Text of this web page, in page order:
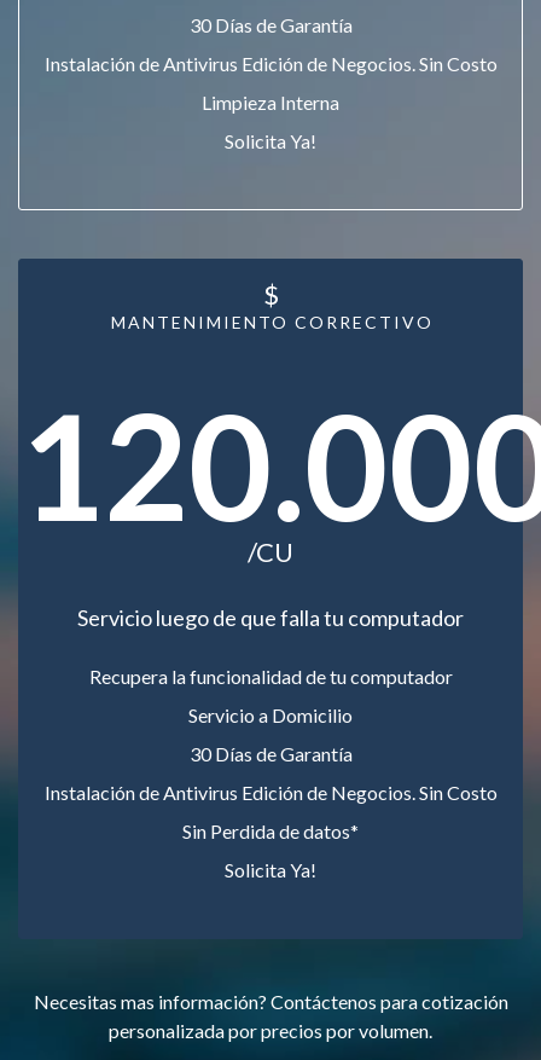
30 Días de Garantía
Instalación de Antivirus Edición de Negocios. Sin Costo
Limpieza Interna
Solicita Ya!
MANTENIMIENTO CORRECTIVO
$
/CU
Servicio luego de que falla tu computador
Recupera la funcionalidad de tu computador
Servicio a Domicilio
30 Días de Garantía
Instalación de Antivirus Edición de Negocios. Sin Costo
Sin Perdida de datos*
Solicita Ya!
Necesitas mas información? Contáctenos para cotización
personalizada por precios por volumen.